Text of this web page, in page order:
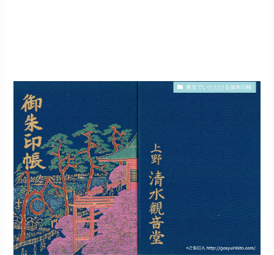
東京でいただける御朱印帳